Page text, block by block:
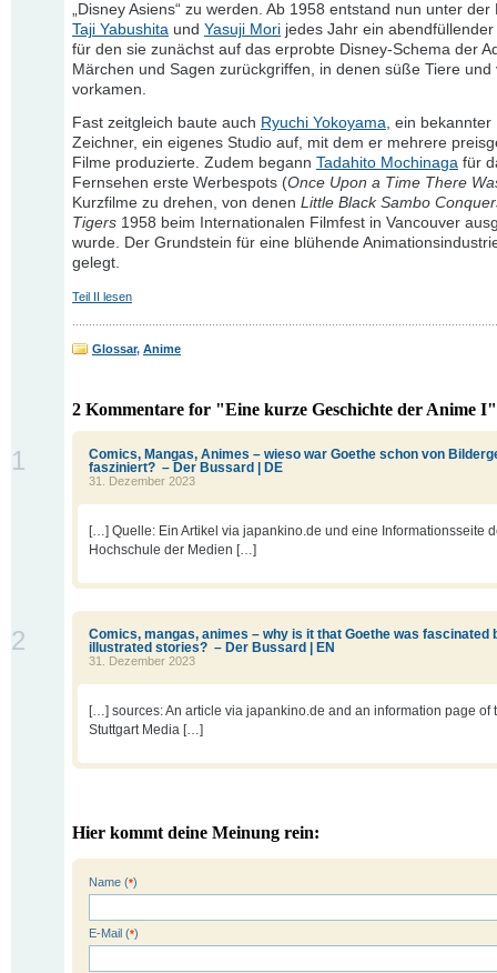
„Disney Asiens“ zu werden. Ab 1958 entstand nun unter der
Taji Yabushita und Yasuji Mori jedes Jahr ein
für den sie zunächst auf das erprobte Disney-Schema der
Märchen und Sagen zurückgriffen, in denen süße Tiere und
vorkamen.
Fast zeitgleich baute auch Ryuchi Yokoyama, ein bekannter
Zeichner, ein eigenes Studio auf, mit dem er mehrere
Filme produzierte. Zudem begann Tadahito Mochinaga für
Fernsehen erste Werbespots (Once Upon a Time There
Kurzfilme zu drehen, von denen Little Black Sambo
Tigers 1958 beim Internationalen Filmfest in Vancouver
wurde. Der Grundstein für eine blühende
gelegt.
Teil II lesen
Glossar, Anime
2 Kommentare for "Eine kurze Geschichte der Anime I"
Comics, Mangas, Animes – wieso war Goethe schon von
fasziniert? – Der Bussard | DE
31. Dezember 2023
1
[…] Quelle: Ein Artikel via japankino.de und eine Informationsseite
Hochschule der Medien […]
Comics, mangas, animes – why is it that Goethe was fascinated
illustrated stories? – Der Bussard | EN
31. Dezember 2023
2
[…] sources: An article via japankino.de and an information page of
Stuttgart Media […]
Hier kommt deine Meinung rein:
Name (*)
E-Mail (*)